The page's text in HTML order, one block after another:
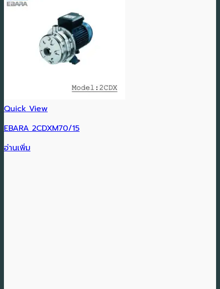
Quick View
EBARA 2CDXM70/15
อ่านเพิ่ม